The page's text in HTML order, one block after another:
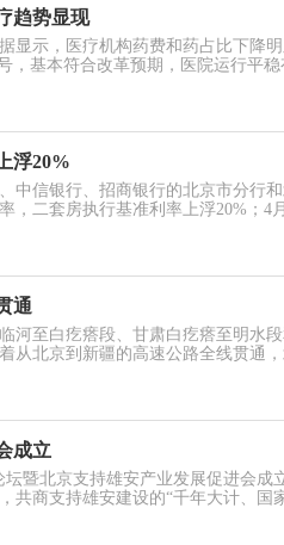
趋势显现
显示，医疗机构药费和药占比下降
，基本符合改革预期，医院运行平稳
浮20%
中信银行、招商银行的北京市分行
，二套房执行基准利率上浮20%；4
通
河至白疙瘩段、甘肃白疙瘩至明水
从北京到新疆的高速公路全线贯通
成立
暨北京支持雄安产业发展促进会成
共商支持雄安建设的“千年大计、国